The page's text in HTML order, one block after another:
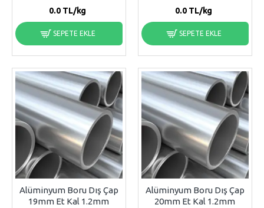
0.0TL/kg
SEPETE EKLE
0.0TL/kg
SEPETE EKLE
Alüminyum Boru Dış Çap
19mm Et Kal 1.2mm
Alüminyum Boru Dış Çap
20mm Et Kal 1.2mm